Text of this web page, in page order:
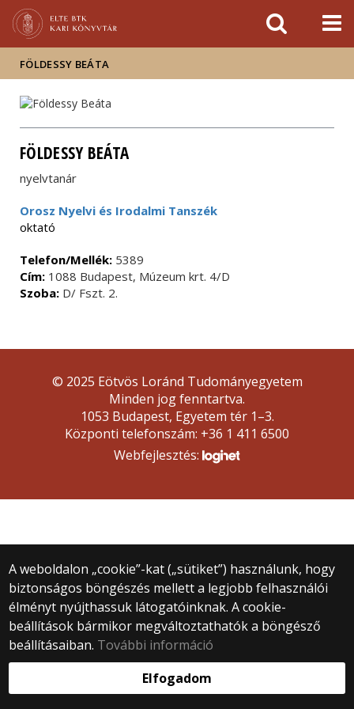
sajtóban
FÖLDESSY BEÁTA
FÖLDESSY BEÁTA
nyelvtanár
Orosz Nyelvi és Irodalmi Tanszék
oktató
Telefon/Mellék: 5389
Cím: 1088 Budapest, Múzeum krt. 4/D
Szoba: D/ Fszt. 2.
A weboldalon „cookie”-kat („sütiket”) használunk, hogy
biztonságos böngészés mellett a legjobb felhasználói
élményt nyújthassuk látogatóinknak. A cookie-
beállítások bármikor megváltoztathatók a böngésző
beállításaiban. További információ
Elfogadom
© 2025 Eötvös Loránd Tudományegyetem
Minden jog fenntartva.
1053 Budapest, Egyetem tér 1–3.
Központi telefonszám: +36 1 411 6500
Webfejlesztés: